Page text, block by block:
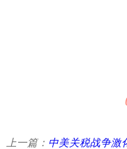
上一篇： 中美关税战争激化，比